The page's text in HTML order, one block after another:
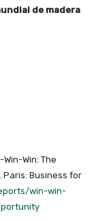
de madera
Win: The
Paris: Business for
win-win-